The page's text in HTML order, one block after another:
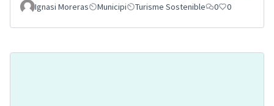
Ignasi Moreras
Municipi Turisme Sostenible 0 0